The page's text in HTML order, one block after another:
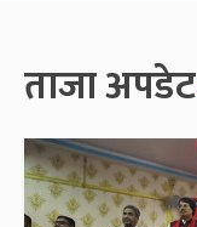
ताजा अपडेट